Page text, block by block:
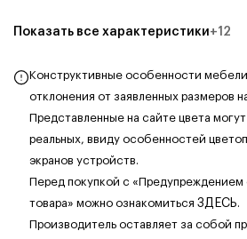
Показать все характеристики+12
Конструктивные особенности
отклонения от заявленных размеров
Представленные на сайте цвета
реальных, ввиду особенностей
экранов устройств.
Перед покупкой с «Предупреждением
товара» можно ознакомиться ЗДЕСЬ.
Производитель оставляет за собой